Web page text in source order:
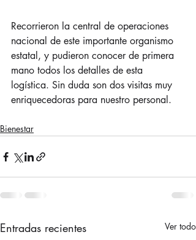
Recorrieron la central de operaciones
nacional de este importante organismo
estatal, y pudieron conocer de primera
mano todos los detalles de esta
logística. Sin duda son dos visitas muy
enriquecedoras para nuestro personal.
Bienestar
Entradas recientes Ver todo